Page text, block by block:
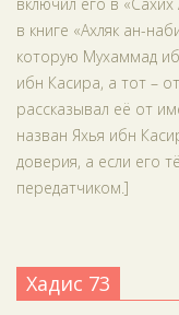
в книге «Ахляк ан-
которую Мухаммад
ибн Касира, а тот –
рассказывал её от
назван Яхья ибн
доверия, а если его
передатчиком.]
Хадис 73